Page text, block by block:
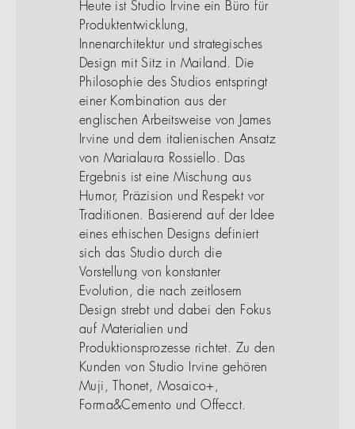
Heute ist Studio Irvine ein Büro für
Produktentwicklung,
Innenarchitektur und strategisches
Design mit Sitz in Mailand. Die
Philosophie des Studios entspringt
einer Kombination aus der
englischen Arbeitsweise von James
Irvine und dem italienischen Ansatz
von Marialaura Rossiello. Das
Ergebnis ist eine Mischung aus
Humor, Präzision und Respekt vor
Traditionen. Basierend auf der Idee
eines ethischen Designs definiert
sich das Studio durch die
Vorstellung von konstanter
Evolution, die nach zeitlosem
Design strebt und dabei den Fokus
auf Materialien und
Produktionsprozesse richtet. Zu den
Kunden von Studio Irvine gehören
Muji, Thonet, Mosaico+,
Forma&Cemento und Offecct.